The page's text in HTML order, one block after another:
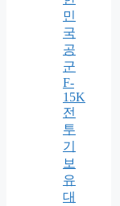
민
국
공
군
F-
15K
전
투
기
보
유
대